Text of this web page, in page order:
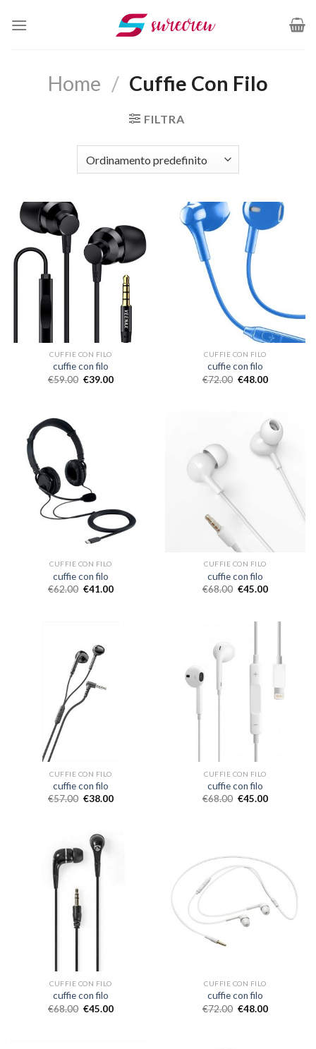
Home / Cuffie Con Filo
FILTRA
CUFFIE CON FILO
cuffie con filo
€59.00 €39.00
CUFFIE CON FILO
cuffie con filo
€72.00 €48.00
CUFFIE CON FILO
cuffie con filo
€62.00 €41.00
CUFFIE CON FILO
cuffie con filo
€68.00 €45.00
CUFFIE CON FILO
cuffie con filo
€57.00 €38.00
CUFFIE CON FILO
cuffie con filo
€68.00 €45.00
CUFFIE CON FILO
cuffie con filo
€68.00 €45.00
CUFFIE CON FILO
cuffie con filo
€72.00 €48.00